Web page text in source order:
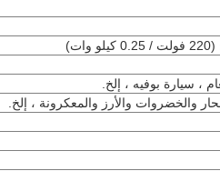
سيارة بوفيه ، إلخ.
والخضروات والأرز والمعكرونة ، إلخ.